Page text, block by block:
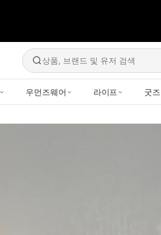
상품, 브랜드 및 유저 검색
우먼즈웨어 라이프 굿즈